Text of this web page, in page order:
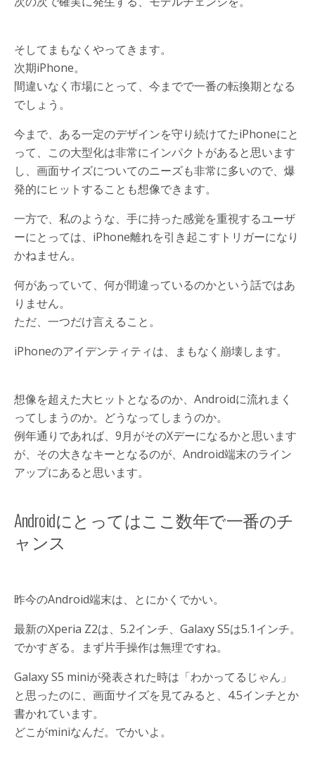
そしてまもなくやってきます。
次期iPhone。
間違いなく市場にとって、今までで一番の転換期となる
でしょう。
今まで、ある一定のデザインを守り続けてたiPhoneにと
って、この大型化は非常にインパクトがあると思います
し、画面サイズについてのニーズも非常に多いので、爆
発的にヒットすることも想像できます。
一方で、私のような、手に持った感覚を重視するユーザ
ーにとっては、iPhone離れを引き起こすトリガーになり
かねません。
何があっていて、何が間違っているのかという話ではあ
りません。
ただ、一つだけ言えること。
iPhoneのアイデンティティは、まもなく崩壊します。
想像を超えた大ヒットとなるのか、Androidに流れまく
ってしまうのか。どうなってしまうのか。
例年通りであれば、9月がそのXデーになるかと思います
が、その大きなキーとなるのが、Android端末のライン
アップにあると思います。
Androidにとってはここ数年で一番のチ
ャンス
昨今のAndroid端末は、とにかくでかい。
最新のXperia Z2は、5.2インチ、Galaxy S5は5.1インチ。
でかすぎる。まず片手操作は無理ですね。
Galaxy S5 miniが発表された時は「わかってるじゃん」
と思ったのに、画面サイズを見てみると、4.5インチとか
書かれています。
どこがminiなんだ。でかいよ。